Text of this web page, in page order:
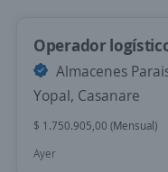
Operador
Almacenes
Yopal, Casanare
$ 1.750.905,00 (Mensual)
Ayer